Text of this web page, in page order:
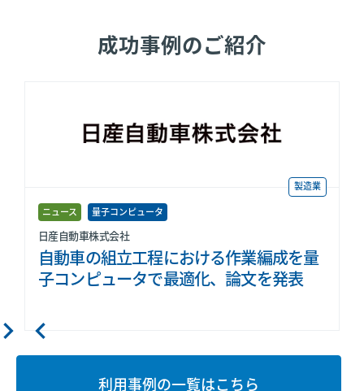
成功事例のご紹介
自動車の組立工程における作業編成を量
子コンピュータで最適化、論文を発表
日産自動車株式会社
製造業
ニュース
量子コンピュータ
navigate_before
利用事例の一覧はこちら